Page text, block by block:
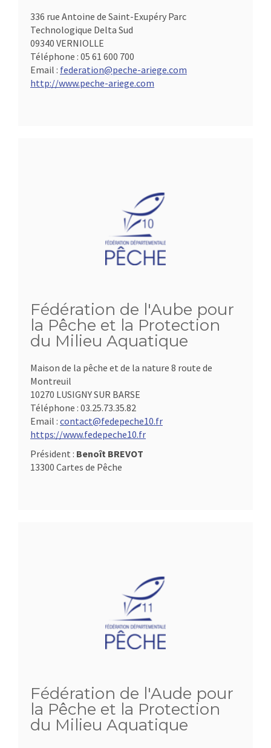
336 rue Antoine de Saint-Exupéry Parc
Technologique Delta Sud
09340 VERNIOLLE
Téléphone : 05 61 600 700
Email : federation@peche-ariege.com
http://www.peche-ariege.com
Fédération de l'Aube pour
la Pêche et la Protection
du Milieu Aquatique
Maison de la pêche et de la nature 8 route de
Montreuil
10270 LUSIGNY SUR BARSE
Téléphone : 03.25.73.35.82
Email : contact@fedepeche10.fr
https://www.fedepeche10.fr
Président : Benoît BREVOT
13300 Cartes de Pêche
Fédération de l'Aude pour
la Pêche et la Protection
du Milieu Aquatique